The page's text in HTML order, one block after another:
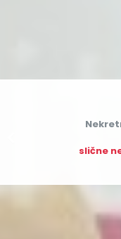
slične